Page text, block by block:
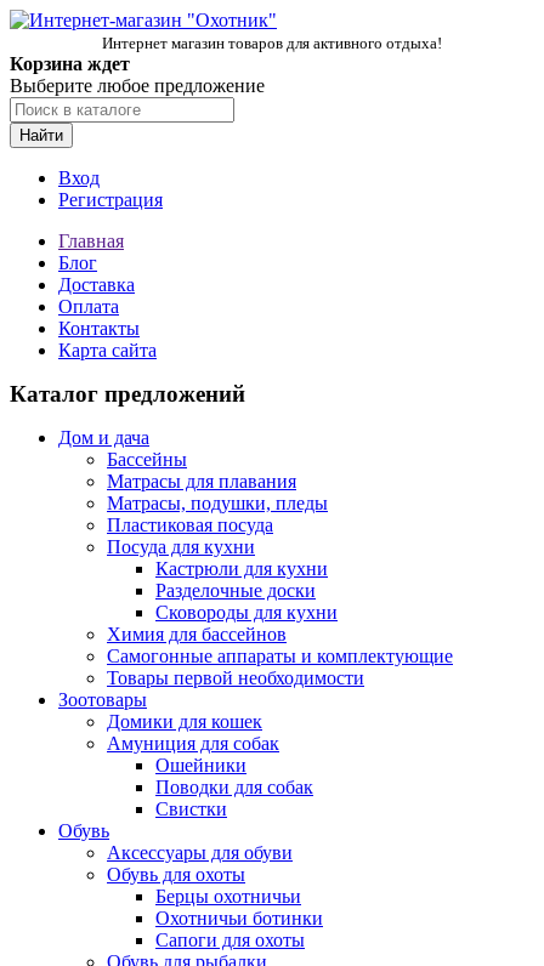
Интернет магазин товаров для активного отдыха!
Корзина ждет
Выберите любое предложение
Найти
Вход
Регистрация
Главная
Блог
Доставка
Оплата
Контакты
Карта сайта
Каталог предложений
Дом и дача
Бассейны
Матрасы для плавания
Матрасы, подушки, пледы
Пластиковая посуда
Посуда для кухни
Кастрюли для кухни
Разделочные доски
Сковороды для кухни
Химия для бассейнов
Самогонные аппараты и комплектующие
Товары первой необходимости
Зоотовары
Домики для кошек
Амуниция для собак
Ошейники
Поводки для собак
Свистки
Обувь
Аксессуары для обуви
Обувь для охоты
Берцы охотничьи
Охотничьи ботинки
Сапоги для охоты
Обувь для рыбалки